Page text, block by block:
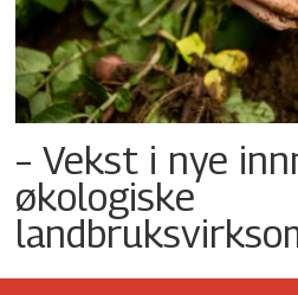
– Vekst i nye
økologiske